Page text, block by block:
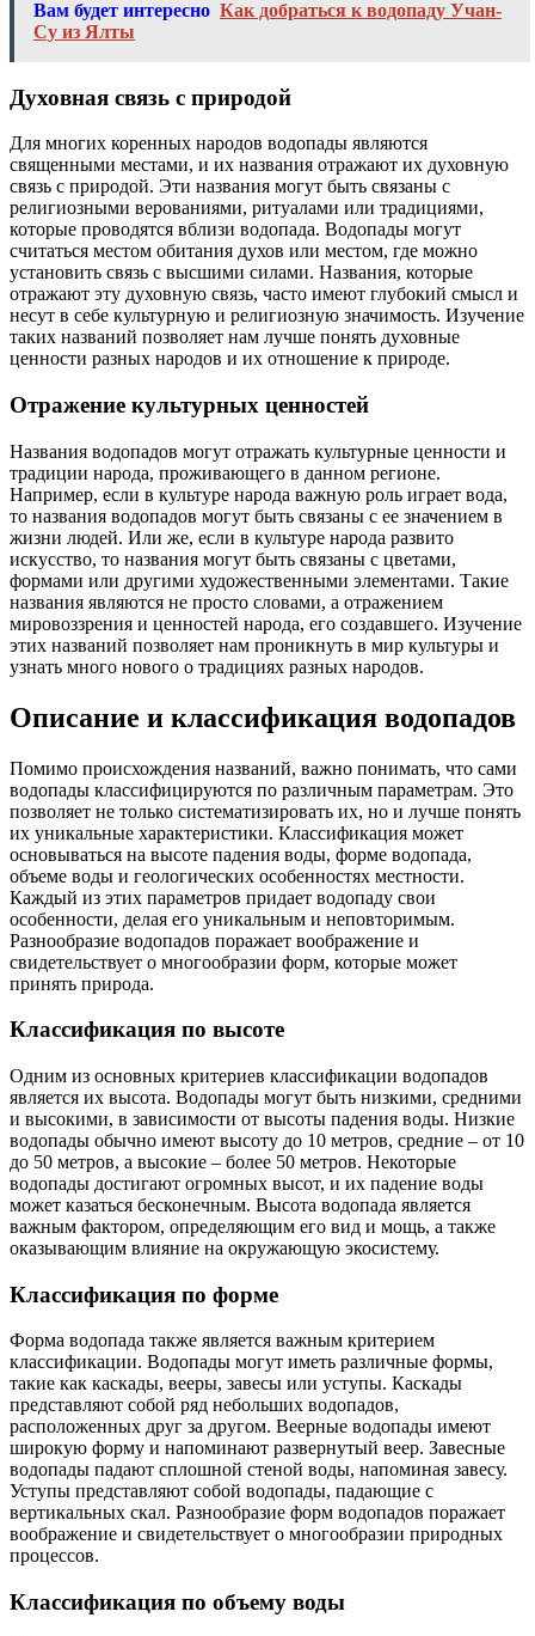
Вам будет интересно Как добраться к водопаду Учан-
Су из Ялты
Духовная связь с природой
Для многих коренных народов водопады являются
священными местами, и их названия отражают их духовную
связь с природой. Эти названия могут быть связаны с
религиозными верованиями, ритуалами или традициями,
которые проводятся вблизи водопада. Водопады могут
считаться местом обитания духов или местом, где можно
установить связь с высшими силами. Названия, которые
отражают эту духовную связь, часто имеют глубокий смысл и
несут в себе культурную и религиозную значимость. Изучение
таких названий позволяет нам лучше понять духовные
ценности разных народов и их отношение к природе.
Отражение культурных ценностей
Названия водопадов могут отражать культурные ценности и
традиции народа, проживающего в данном регионе.
Например, если в культуре народа важную роль играет вода,
то названия водопадов могут быть связаны с ее значением в
жизни людей. Или же, если в культуре народа развито
искусство, то названия могут быть связаны с цветами,
формами или другими художественными элементами. Такие
названия являются не просто словами, а отражением
мировоззрения и ценностей народа, его создавшего. Изучение
этих названий позволяет нам проникнуть в мир культуры и
узнать много нового о традициях разных народов.
Описание и классификация водопадов
Помимо происхождения названий, важно понимать, что сами
водопады классифицируются по различным параметрам. Это
позволяет не только систематизировать их, но и лучше понять
их уникальные характеристики. Классификация может
основываться на высоте падения воды, форме водопада,
объеме воды и геологических особенностях местности.
Каждый из этих параметров придает водопаду свои
особенности, делая его уникальным и неповторимым.
Разнообразие водопадов поражает воображение и
свидетельствует о многообразии форм, которые может
принять природа.
Классификация по высоте
Одним из основных критериев классификации водопадов
является их высота. Водопады могут быть низкими, средними
и высокими, в зависимости от высоты падения воды. Низкие
водопады обычно имеют высоту до 10 метров, средние – от 10
до 50 метров, а высокие – более 50 метров. Некоторые
водопады достигают огромных высот, и их падение воды
может казаться бесконечным. Высота водопада является
важным фактором, определяющим его вид и мощь, а также
оказывающим влияние на окружающую экосистему.
Классификация по форме
Форма водопада также является важным критерием
классификации. Водопады могут иметь различные формы,
такие как каскады, вееры, завесы или уступы. Каскады
представляют собой ряд небольших водопадов,
расположенных друг за другом. Веерные водопады имеют
широкую форму и напоминают развернутый веер. Завесные
водопады падают сплошной стеной воды, напоминая завесу.
Уступы представляют собой водопады, падающие с
вертикальных скал. Разнообразие форм водопадов поражает
воображение и свидетельствует о многообразии природных
процессов.
Классификация по объему воды